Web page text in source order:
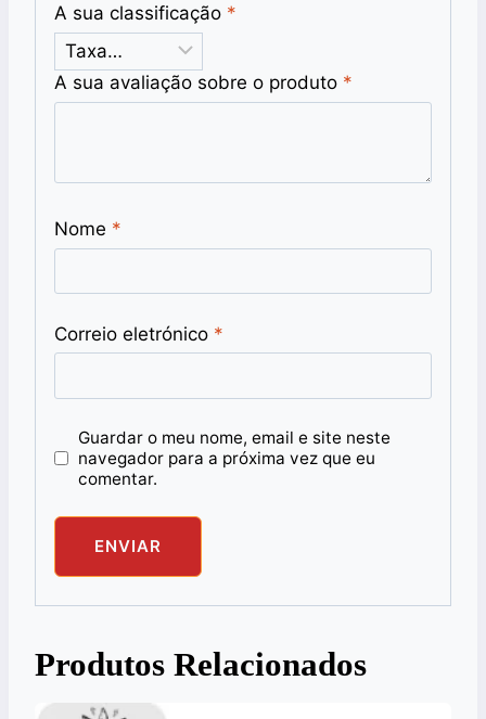
A sua classificação *
A sua avaliação sobre o produto *
Nome *
Correio eletrónico *
Guardar o meu nome, email e site neste
navegador para a próxima vez que eu
comentar.
Produtos Relacionados